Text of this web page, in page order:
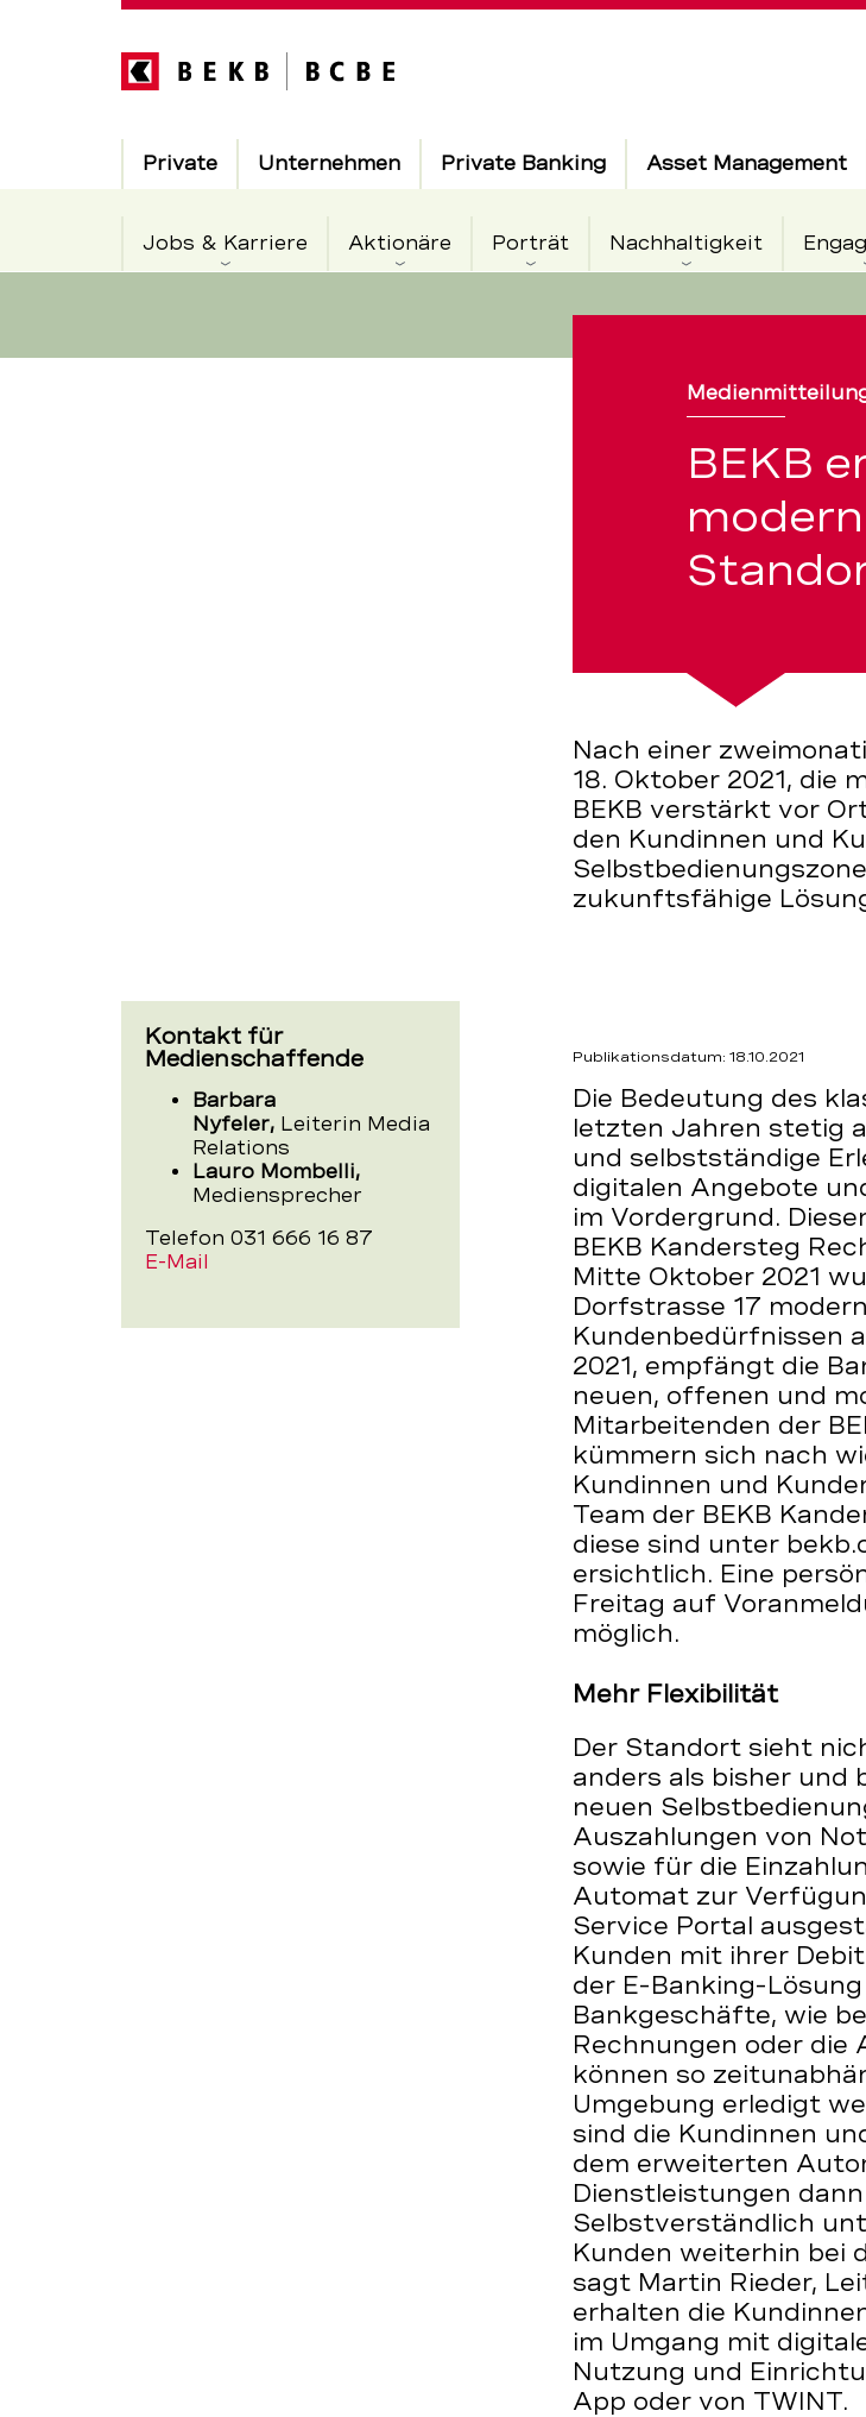
modernisierten
Hauptnavigation
Private Unternehmen Private Banking Asset Management
Jobs & Karriere Aktionäre Porträt Nachhaltigkeit
BEKB
Nach einer
18. Oktober 2021, die
BEKB verstärkt vor
den Kundinnen und
zukunftsfähige
Kontakt für
Medienschaffende
Barbara
Nyfeler, Leiterin Media
Relations
Lauro Mombelli,
Mediensprecher
Telefon 031 666 16 87
E-Mail
Publikationsdatum: 18.10.2021
Die Bedeutung des
letzten Jahren stetig
und selbstständige
digitalen Angebote
im Vordergrund.
BEKB Kandersteg
Mitte Oktober 2021
Dorfstrasse 17
Kundenbedürfnissen
2021, empfängt die
neuen, offenen und
Mitarbeitenden der
kümmern sich nach
Kundinnen und
Team der BEKB
diese sind unter
ersichtlich. Eine
Freitag auf
möglich.
Mehr Flexibilität
Der Standort sieht
anders als bisher und
neuen
Auszahlungen von
sowie für die
Automat zur
Service Portal
Kunden mit ihrer
der E-Banking-
Bankgeschäfte, wie
Rechnungen oder die
können so
Umgebung erledigt
sind die Kundinnen
dem erweiterten
Dienstleistungen
Selbstverständlich
Kunden weiterhin bei
sagt Martin Rieder,
erhalten die
im Umgang mit
Nutzung und
App oder von TWINT.